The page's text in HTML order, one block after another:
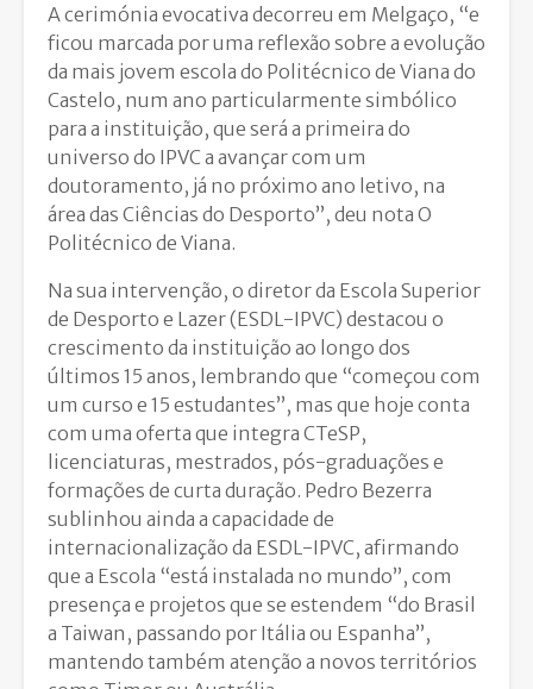
A cerimónia evocativa decorreu em Melgaço, “e
ficou marcada por uma reflexão sobre a evolução
da mais jovem escola do Politécnico de Viana do
Castelo, num ano particularmente simbólico
para a instituição, que será a primeira do
universo do IPVC a avançar com um
doutoramento, já no próximo ano letivo, na
área das Ciências do Desporto”, deu nota O
Politécnico de Viana.
Na sua intervenção, o diretor da Escola Superior
de Desporto e Lazer (ESDL-IPVC) destacou o
crescimento da instituição ao longo dos
últimos 15 anos, lembrando que “começou com
um curso e 15 estudantes”, mas que hoje conta
com uma oferta que integra CTeSP,
licenciaturas, mestrados, pós-graduações e
formações de curta duração. Pedro Bezerra
sublinhou ainda a capacidade de
internacionalização da ESDL-IPVC, afirmando
que a Escola “está instalada no mundo”, com
presença e projetos que se estendem “do Brasil
a Taiwan, passando por Itália ou Espanha”,
mantendo também atenção a novos territórios